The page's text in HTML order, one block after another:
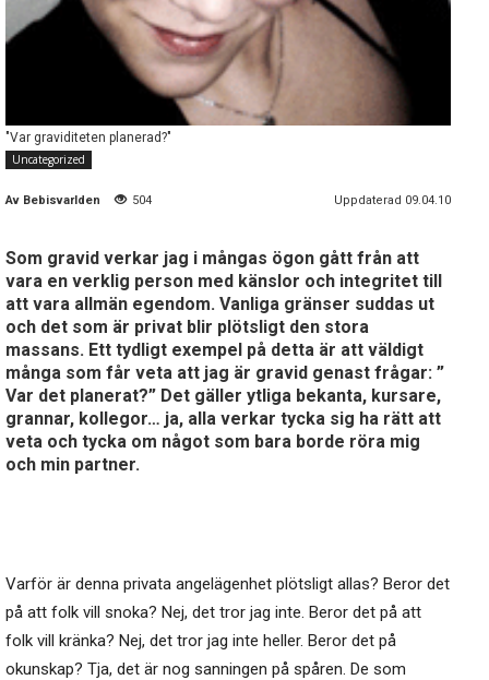
"Var graviditeten planerad?"
Uncategorized
Av Bebisvarlden 504 Uppdaterad 09.04.10
Som gravid verkar jag i mångas ögon gått från att
vara en verklig person med känslor och integritet till
att vara allmän egendom. Vanliga gränser suddas ut
och det som är privat blir plötsligt den stora
massans. Ett tydligt exempel på detta är att väldigt
många som får veta att jag är gravid genast frågar: ”
Var det planerat?” Det gäller ytliga bekanta, kursare,
grannar, kollegor… ja, alla verkar tycka sig ha rätt att
veta och tycka om något som bara borde röra mig
och min partner.
Varför är denna privata angelägenhet plötsligt allas? Beror det
på att folk vill snoka? Nej, det tror jag inte. Beror det på att
folk vill kränka? Nej, det tror jag inte heller. Beror det på
okunskap? Tja, det är nog sanningen på spåren. De som